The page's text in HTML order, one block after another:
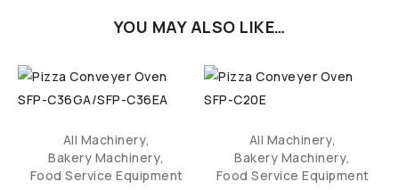
YOU MAY ALSO LIKE…
All Machinery,
Bakery Machinery,
Food Service Equipment
All Machinery,
Bakery Machinery,
Food Service Equipment